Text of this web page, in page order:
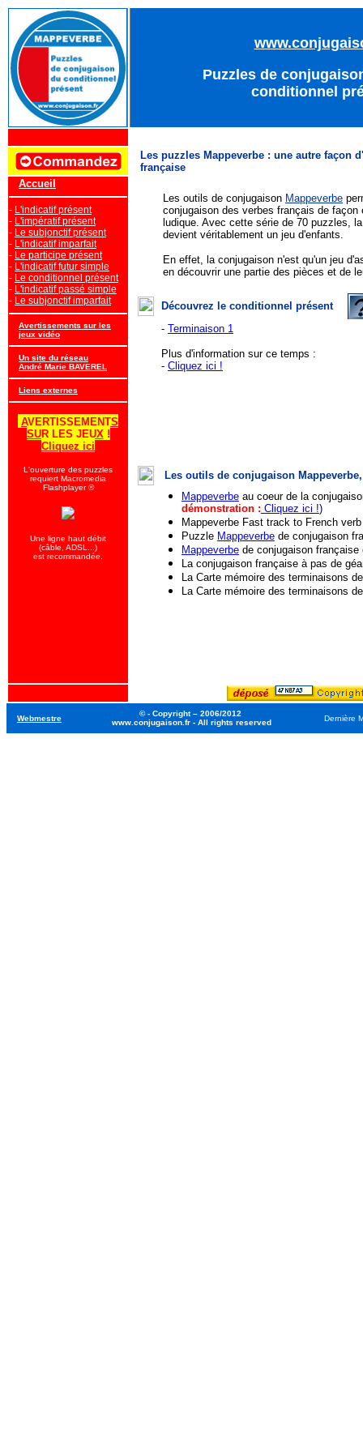
Puzzles de
conditionnel
Les puzzles Mappeverbe : une autre façon
française
Accueil
- L'indicatif présent
- L'impératif présent
- Le subjonctif présent
- L'indicatif imparfait
- Le participe présent
- L'indicatif futur simple
- Le conditionnel présent
- L'indicatif passé simple
- Le subjonctif imparfait
Avertissements sur les
jeux vidéo
Un site du réseau
André Marie BAVEREL
Liens externes
AVERTISSEMENTS
SUR LES JEUX!
Cliquez ici
L'ouverture des puzzles
requiert Macromedia
Flashplayer ®
Une ligne haut débit
(câble, ADSL...)
est recommandée.
Les outils de conjugaison Mappeverbe
conjugaison des verbes français de façon
ludique. Avec cette série de 70 puzzles,
devient véritablement un jeu d'enfants.
En effet, la conjugaison n'est qu'un jeu
en découvrir une partie des pièces et de
Découvrez le conditionnel présent
- Terminaison 1
Plus d'information sur ce temps :
- Cliquez ici !
Les outils de conjugaison
Mappeverbeau coeur de la
démonstration : Cliquez ici !)
Mappeverbe Fast track to French
Puzzle Mappeverbede conjugaison
Mappeverbede conjugaison française
La conjugaison française à pas de
La Carte mémoire des terminaisons
La Carte mémoire des terminaisons
Webmestre
© - Copyright – 2006/2012
www.conjugaison.fr - All rights reserved
Dernière